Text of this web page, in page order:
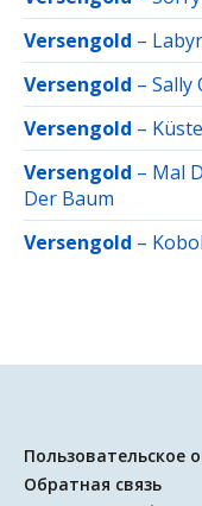
Versengold –
Versengold – Sally
Versengold –
Versengold – Mal
Der Baum
Versengold –
Пользовательское
Обратная связь